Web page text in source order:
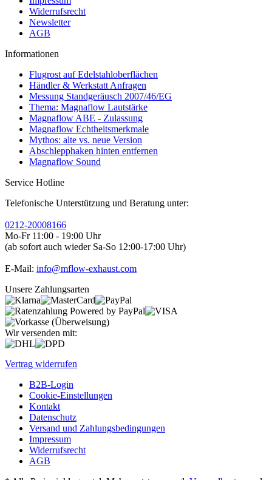
Widerrufsrecht
Newsletter
AGB
Informationen
Flugrost auf Edelstahloberflächen
Händler & Werkstatt Anfragen
Messung Standgeräusch 2007/46/EG
Thema: Magnaflow Lautstärke
Magnaflow ABE - Zulassung
Magnaflow Echtheitsmerkmale
Mythos: alte vs. neue Version
Abschlepphaken hinten entfernen
Magnaflow Sound
Service Hotline
Telefonische Unterstützung und Beratung unter:
0212-20008166
Mo-Fr 11:00 - 19:00 Uhr
(ab sofort auch wieder Sa-So 12:00-17:00 Uhr)
E-Mail: info@mflow-exhaust.com
Unsere Zahlungsarten
Wir versenden mit:
Vertrag widerrufen
B2B-Login
Cookie-Einstellungen
Kontakt
Datenschutz
Versand und Zahlungsbedingungen
Impressum
Widerrufsrecht
AGB